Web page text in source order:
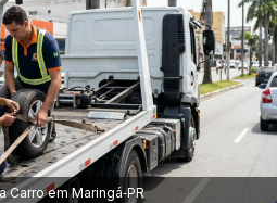
Carro em Maringá‑PR